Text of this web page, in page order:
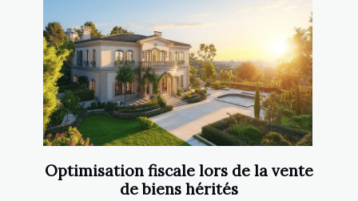
Optimisation fiscale lors de la vente
de biens hérités